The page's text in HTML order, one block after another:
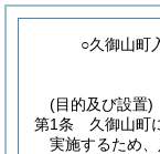
○久御山町
(目的及び設置)
第1条
久御山町
実施するため